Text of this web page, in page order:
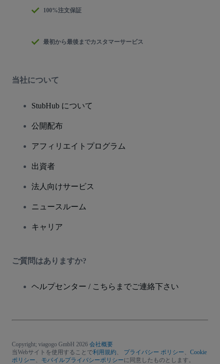
100%注文保証
最初から最後までカスタマーサービス
当社について
StubHub について
公開配布
アフィリエイトプログラム
出資者
法人向けサービス
ニュースルーム
キャリア
ご質問はありますか?
ヘルプセンター / こちらまでご連絡下さい
Copyright; viagogo GmbH 2026 会社概要
当Webサイトを使用することで利用規約 プライバシー ポリシー
Cookie
ポリシー
モバイルプライバシーポリシーに同意したものとします。